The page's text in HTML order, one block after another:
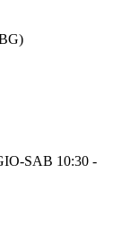
SAB 10:30 -